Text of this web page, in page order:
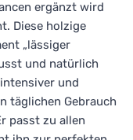
ergänzt wird
Diese holzige
„lässiger
und natürlich
und
täglichen Gebrauch
passt zu allen